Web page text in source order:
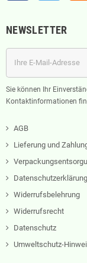
NEWSLETTER
Sie können Ihr
Kontaktinformationen
AGB
Lieferung und
Datenschutzerklärung
Widerrufsbelehrung
Widerrufsrecht
Datenschutz
Umweltschutz-